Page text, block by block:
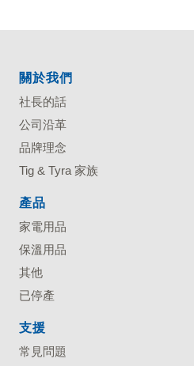
關於我們
社長的話
公司沿革
品牌理念
Tig & Tyra 家族
產品
家電用品
保溫用品
其他
已停產
支援
常見問題